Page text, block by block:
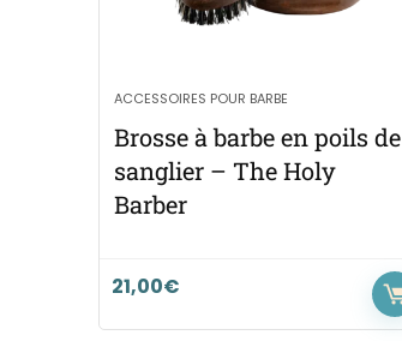
ACCESSOIRES POUR BARBE
Brosse à barbe en poils de
sanglier – The Holy
Barber
21,00€